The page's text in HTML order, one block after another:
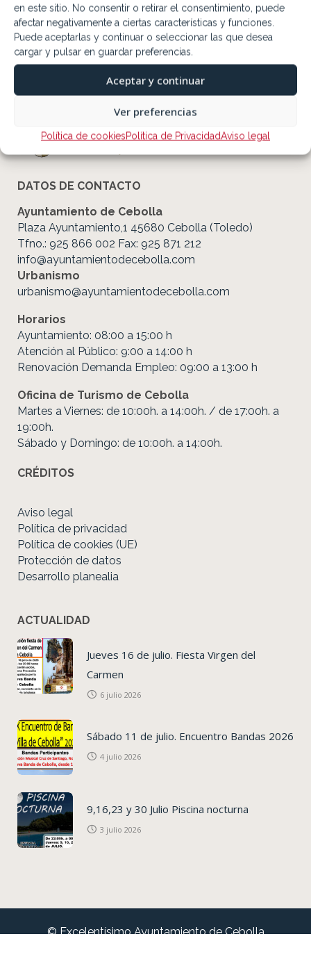
en este sitio. No consentir o retirar el consentimiento, puede
afectar negativamente a ciertas características y funciones.
Puede aceptarlas y continuar o seleccionar las que desea
cargar y pulsar en guardar preferencias.
Aceptar y continuar
Ver preferencias
Política de cookiesPolítica de PrivacidadAviso legal
DATOS DE CONTACTO
Ayuntamiento de Cebolla
Plaza Ayuntamiento,1 45680 Cebolla (Toledo)
Tfno.: 925 866 002 Fax: 925 871 212
info@ayuntamientodecebolla.com
Urbanismo
urbanismo@ayuntamientodecebolla.com
Horarios
Ayuntamiento: 08:00 a 15:00 h
Atención al Público: 9:00 a 14:00 h
Renovación Demanda Empleo: 09:00 a 13:00 h
Oficina de Turismo de Cebolla
Martes a Viernes: de 10:00h. a 14:00h. / de 17:00h. a
19:00h.
Sábado y Domingo: de 10:00h. a 14:00h.
CRÉDITOS
Aviso legal
Política de privacidad
Política de cookies (UE)
Protección de datos
Desarrollo planealia
ACTUALIDAD
Jueves 16 de julio. Fiesta Virgen del
Carmen
6 julio 2026
Sábado 11 de julio. Encuentro Bandas 2026
4 julio 2026
9,16,23 y 30 Julio Piscina nocturna
3 julio 2026
© Excelentísimo Ayuntamiento de Cebolla